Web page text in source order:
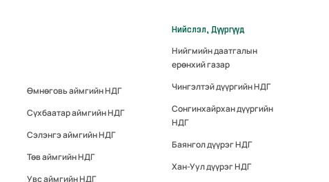
Өмнөговь аймгийн НДГ
Сүхбаатар аймгийн НДГ
Сэлэнгэ аймгийн НДГ
Төв аймгийн НДГ
Увс аймгийн НДГ
Нийслэл, Дүүргүүд
Нийгмийн даатгалын
ерөнхий газар
Чингэлтэй дүүргийн НДГ
Сонгинхайрхан дүүргийн
НДГ
Баянгол дүүрэг НДГ
Хан-Уул дүүрэг НДГ